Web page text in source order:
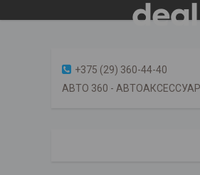
+375 (29) 360-44-40
АВТО 360 -